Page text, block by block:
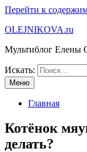
Перейти к
OLEJNIKOVA.ru
Мультиблог Елены
Искать:
Меню
Главная
Котёнок
делать?